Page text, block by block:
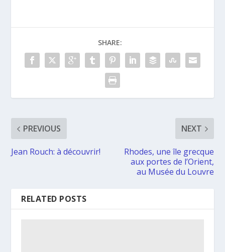
SHARE:
PREVIOUS
Jean Rouch: à découvrir!
NEXT
Rhodes, une île grecque
aux portes de l’Orient,
au Musée du Louvre
RELATED POSTS